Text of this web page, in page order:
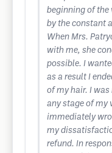
beginning of the
by the constant
When Mrs.
with me, she
possible. I
as a result I
of my hair. I
any stage of my
immediately
my
refund. In